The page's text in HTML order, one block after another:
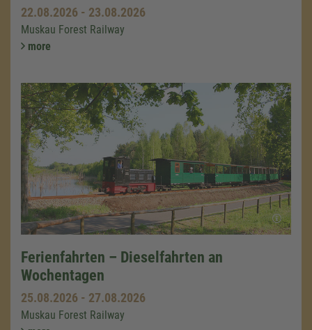
22.08.2026 - 23.08.2026
Muskau Forest Railway
more
Ferienfahrten – Dieselfahrten an
Wochentagen
25.08.2026 - 27.08.2026
Muskau Forest Railway